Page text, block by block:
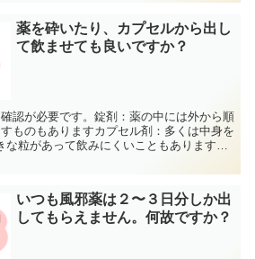
薬を砕いたり、カプセルから出し
て飲ませても良いですか？
認が必要です。錠剤：薬の中には外から順
ものもありますカプセル剤：多くは中身を
な粒があって飲みにくいこともあります砕
いつも風邪薬は２〜３日分しか出
してもらえません。何故ですか？